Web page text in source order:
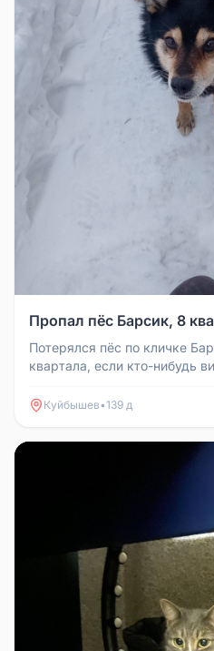
Пропал пёс Барсик, 8
Потерялся пёс по кличке
квартала, если кто-нибудь
Куйбышев•139 д